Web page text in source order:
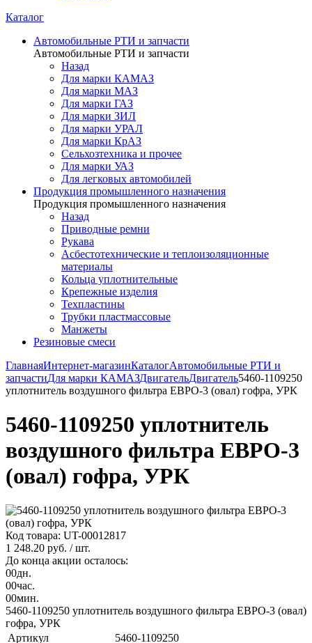
Каталог
Автомобильные РТИ и запчасти
Автомобильные РТИ и запчасти
Назад
Для марки КАМАЗ
Для марки МАЗ
Для марки ГАЗ
Для марки ЗИЛ
Для марки УРАЛ
Для марки КрАЗ
Сельхозтехника и прочее
Для марки УАЗ
Для легковых автомобилей
Продукция промышленного назначения
Продукция промышленного назначения
Назад
Приводные ремни
Рукава
Асбестотехнические и теплоизоляционные
материалы
Кольца уплотнительные
Крепежные изделия
Техпластины
Трубки пластмассовые
Манжеты
Резиновые смеси
ГлавнаяИнтернет-магазинКаталогАвтомобильные РТИ и
запчастиДля марки КАМАЗДвигательДвигатель5460-1109250
уплотнитель воздушного фильтра ЕВРО-3 (овал) гофра, УРК
5460-1109250 уплотнитель
воздушного фильтра ЕВРО-3
(овал) гофра, УРК
Код товара: UT-00012817
1 248.20 руб. / шт.
До конца акции осталось:
00дн.
00час.
00мин.
5460-1109250 уплотнитель воздушного фильтра ЕВРО-3 (овал)
гофра, УРК
Артикул
5460-1109250